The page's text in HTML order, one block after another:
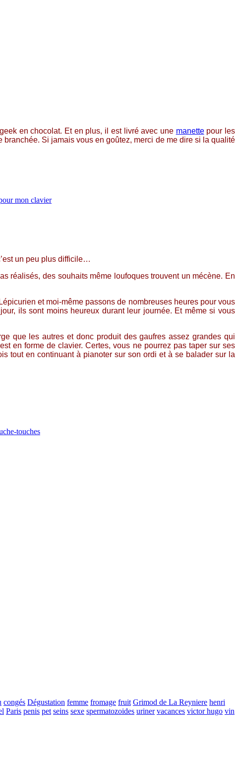
en chocolat. Et en plus, il est livré avec une manettepour les
Si jamais vous en goûtez, merci de me dire si la qualité
mon clavier
un peu plus difficile…
réalisés, des souhaits même loufoques trouvent un mécène. En
et moi-même passons de nombreuses heures pour vous
ils sont moins heureux durant leur journée. Et même si vous
que les autres et donc produit des gaufres assez grandes qui
en forme de clavier. Certes, vous ne pourrez pas taper sur ses
tout en continuant à pianoter sur son ordi et à se balader sur la
touches
congés Dégustation femme fromage fruit Grimod de La Reyniere henri
Paris penis pet seins sexe spermatozoides uriner vacances victor hugo vin